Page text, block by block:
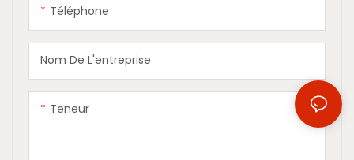
Téléphone
Nom De L'entreprise
Teneur